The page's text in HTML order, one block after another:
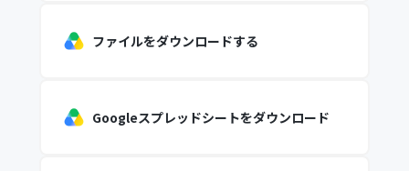
ファイルをダウンロードする
Googleスプレッドシートをダウンロード